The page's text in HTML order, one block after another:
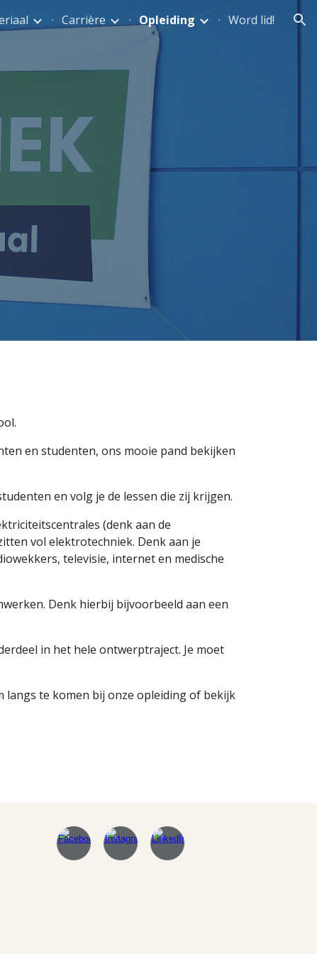
Carrière Opleiding Word lid!
en studenten, ons mooie pand bekijken
en volg je de lessen die zij krijgen.
(denk aan de
vol elektrotechniek. Denk aan je
televisie, internet en medische
Denk hierbij bijvoorbeeld aan een
in het hele ontwerptraject. Je moet
langs te komen bij onze opleiding of bekijk